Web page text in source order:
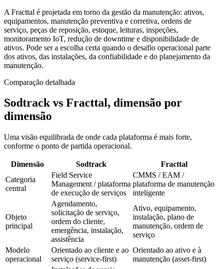
A Fracttal é projetada em torno da gestão da manutenção: ativos,
equipamentos, manutenção preventiva e corretiva, ordens de
serviço, peças de reposição, estoque, leituras, inspeções,
monitoramento IoT, redução de downtime e disponibilidade de
ativos. Pode ser a escolha certa quando o desafio operacional parte
dos ativos, das instalações, da confiabilidade e do planejamento da
manutenção.
Comparação detalhada
Sodtrack vs Fracttal, dimensão por
dimensão
Uma visão equilibrada de onde cada plataforma é mais forte,
conforme o ponto de partida operacional.
Dimensão Sodtrack
Fracttal
Categoria
central
Field Service
Management / plataforma
de execução de serviços
CMMS / EAM /
plataforma de manutenção
inteligente
Objeto
principal
Agendamento,
solicitação de serviço,
ordem do cliente,
emergência, instalação,
assistência
Ativo, equipamento,
instalação, plano de
manutenção, ordem de
serviço
Modelo
operacional
Orientado ao cliente e ao
serviço (service-first)
Orientado ao ativo e à
manutenção (asset-first)